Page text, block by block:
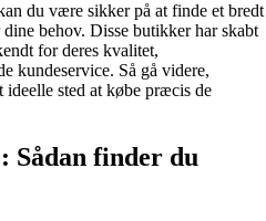
du være sikker på at finde et bredt
behov. Disse butikker har skabt
for deres kvalitet,
kundeservice. Så gå videre,
sted at købe præcis de
Sådan finder du